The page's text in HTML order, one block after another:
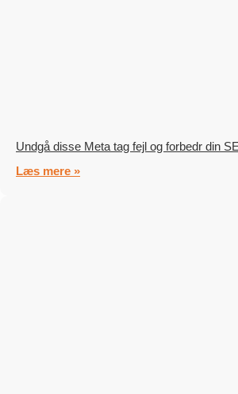
Undgå disse Meta tag fejl og forbedr din
Læs mere »